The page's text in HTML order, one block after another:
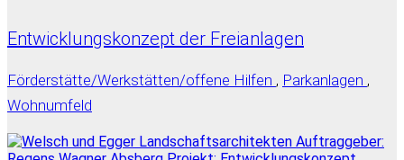
Entwicklungskonzept der Freianlagen
Förderstätte/Werkstätten/offene Hilfen , Parkanlagen ,
Wohnumfeld